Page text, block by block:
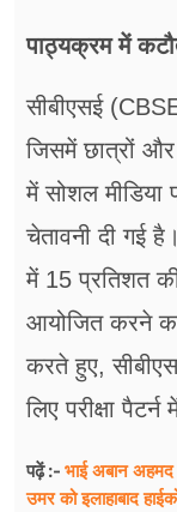
पाठ्यक्रम में
सीबीएसई
जिसमें छात्रों और
में सोशल मीडिया
चेतावनी दी गई
में 15 प्रतिशत
आयोजित करने
करते हुए,
लिए परीक्षा
पढ़ें :- भाई अबान
उमर को इलाहाबाद